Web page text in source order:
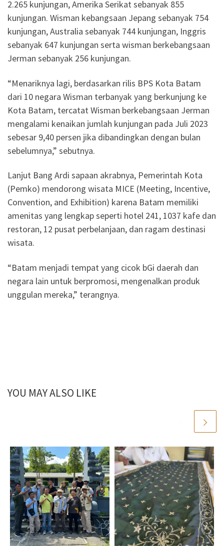
2.265 kunjungan, Amerika Serikat sebanyak 855
kunjungan. Wisman kebangsaan Jepang sebanyak 754
kunjungan, Australia sebanyak 744 kunjungan, Inggris
sebanyak 647 kunjungan serta wisman berkebangsaan
Jerman sebanyak 256 kunjungan.
“Menariknya lagi, berdasarkan rilis BPS Kota Batam
dari 10 negara Wisman terbanyak yang berkunjung ke
Kota Batam, tercatat Wisman berkebangsaan Jerman
mengalami kenaikan jumlah kunjungan pada Juli 2023
sebesar 9,40 persen jika dibandingkan dengan bulan
sebelumnya,” sebutnya.
Lanjut Bang Ardi sapaan akrabnya, Pemerintah Kota
(Pemko) mendorong wisata MICE (Meeting, Incentive,
Convention, and Exhibition) karena Batam memiliki
amenitas yang lengkap seperti hotel 241, 1037 kafe dan
restoran, 12 pusat perbelanjaan, dan ragam destinasi
wisata.
“Batam menjadi tempat yang cicok bGi daerah dan
negara lain untuk berpromosi, mengenalkan produk
unggulan mereka,” terangnya.
YOU MAY ALSO LIKE